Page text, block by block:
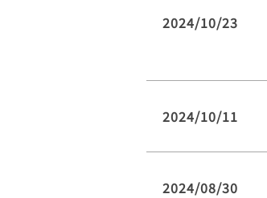
2024/10/23
2024/10/11
2024/08/30